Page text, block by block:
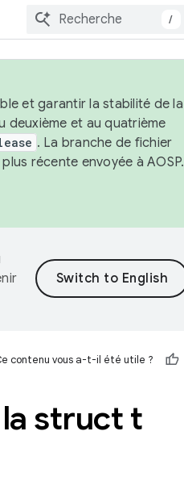
/
et garantir la stabilité de la
deuxième et au quatrième
. La branche de fichier
récente envoyée à AOSP.
contenu vous a-t-il été utile ?
struct t